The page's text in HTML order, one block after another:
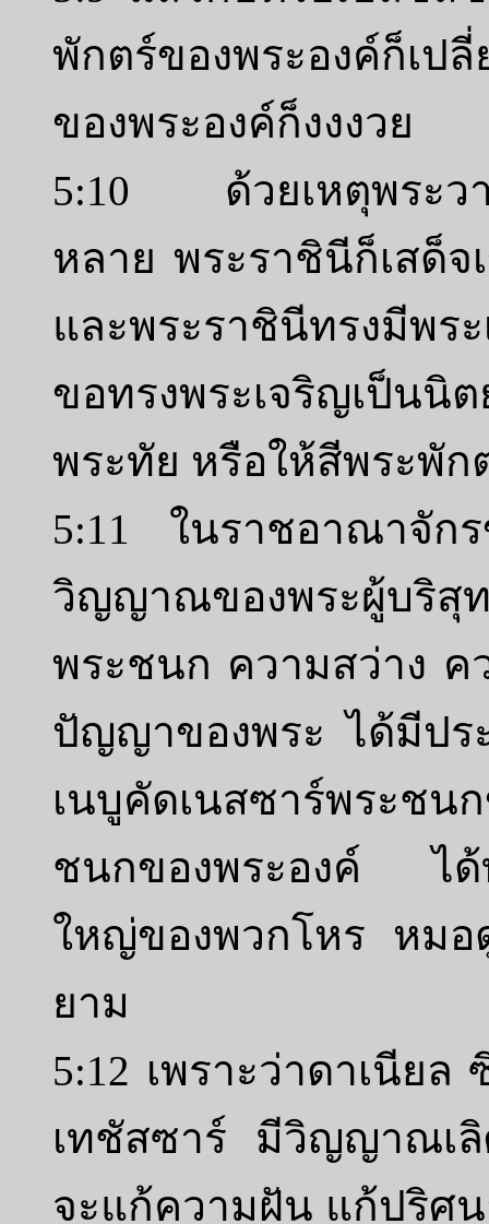
พักตร์ของพระองค์ก็เ
ของพระองค์ก็งงงวย
5:10 ด้วยเหตุพระวา
หลาย พระราชินีก็เสด็จ
และพระราชินีทรงมีพร
ขอทรงพระเจริญเป็
พระทัย หรือให้สีพระพัก
5:11 ในราชอาณาจัก
วิญญาณของพระผู้บริ
พระชนก ความสว่าง ค
ปัญญาของพระ ได้มีปร
เนบูคัดเนสซาร์พระช
ชนกของพระองค์ ได้ท
ใหญ่ของพวกโหร หม
ยาม
5:12 เพราะว่าดาเนีย
เทชัสซาร์ มีวิญญาณเลิ
จะแก้ความฝัน แก้ปริศ